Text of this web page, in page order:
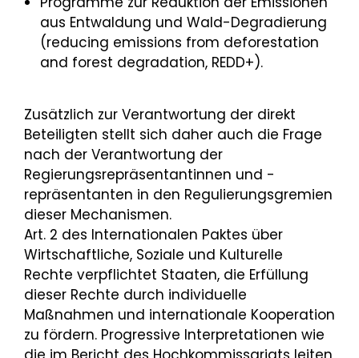
aus Entwaldung und Wald-Degradierung
(reducing emissions from deforestation
and forest degradation, REDD+).
Zusätzlich zur Verantwortung der direkt
Beteiligten stellt sich daher auch die Frage
nach der Verantwortung der
Regierungsrepräsentantinnen und -
repräsentanten in den Regulierungsgremien
dieser Mechanismen.
Art. 2 des Internationalen Paktes über
Wirtschaftliche, Soziale und Kulturelle
Rechte verpflichtet Staaten, die Erfüllung
dieser Rechte durch individuelle
Maßnahmen und internationale Kooperation
zu fördern. Progressive Interpretationen wie